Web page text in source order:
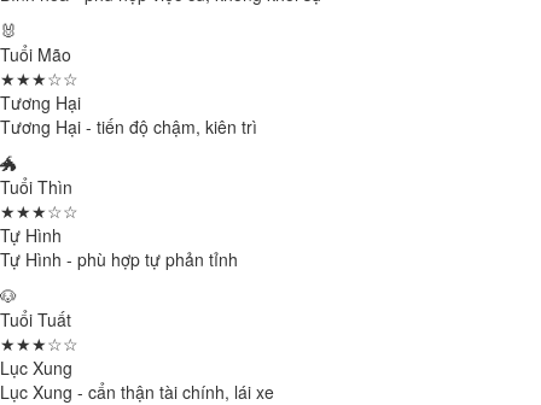
🐰
Tuổi Mão
★★★☆☆
Tương Hại
Tương Hại - tiến độ chậm, kiên trì
🐲
Tuổi Thìn
★★★☆☆
Tự Hình
Tự Hình - phù hợp tự phản tỉnh
🐶
Tuổi Tuất
★★★☆☆
Lục Xung
Lục Xung - cẩn thận tài chính, lái xe